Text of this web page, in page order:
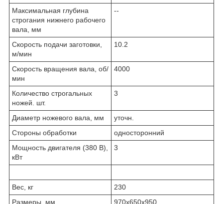
Максимальная глубина
строгания нижнего рабочего
вала, мм
--
Скорость подачи заготовки,
м/мин
10.2
Скорость вращения вала, об/
мин
4000
Количество строгальных
ножей. шт.
3
Диаметр ножевого вала, мм
уточн.
Стороны обработки
односторонний
Мощность двигателя (380 В),
кВт
3
Вес, кг
230
Размеры, мм
970х650х950